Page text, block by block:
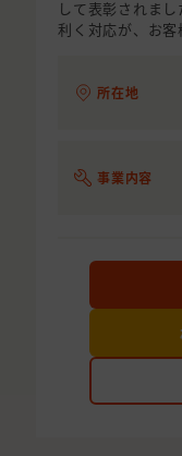
して表彰されま
利く対応が、お客
所在地
事業内容